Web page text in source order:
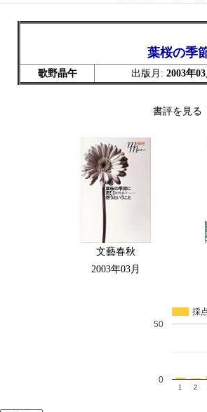
葉桜の季
歌野晶午 出版月: 2003年03
書評を見る
文藝春秋
2003年03月
採
1 2
0
50